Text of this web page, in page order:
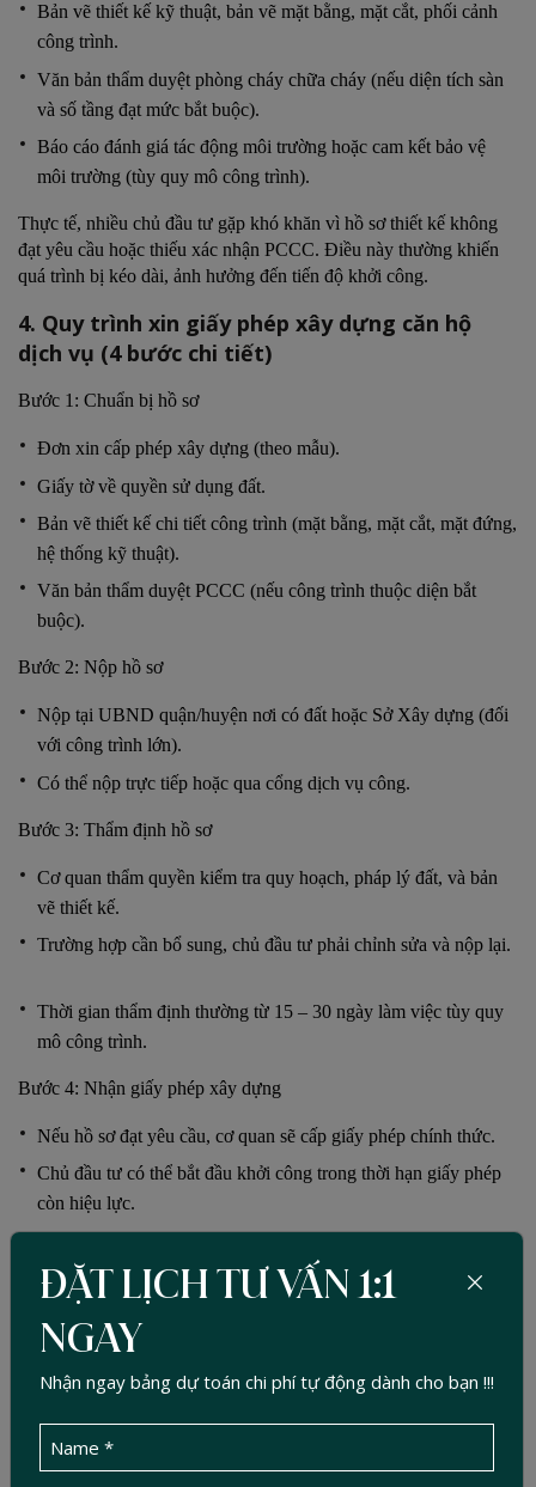
Bản vẽ thiết kế kỹ thuật, bản vẽ mặt bằng, mặt cắt, phối cảnh
công trình.
Văn bản thẩm duyệt phòng cháy chữa cháy (nếu diện tích sàn
và số tầng đạt mức bắt buộc).
Báo cáo đánh giá tác động môi trường hoặc cam kết bảo vệ
môi trường (tùy quy mô công trình).
Thực tế, nhiều chủ đầu tư gặp khó khăn vì hồ sơ thiết kế không
đạt yêu cầu hoặc thiếu xác nhận PCCC. Điều này thường khiến
quá trình bị kéo dài, ảnh hưởng đến tiến độ khởi công.
4. Quy trình xin giấy phép xây dựng căn hộ
dịch vụ (4 bước chi tiết)
Bước 1: Chuẩn bị hồ sơ
Đơn xin cấp phép xây dựng (theo mẫu).
Giấy tờ về quyền sử dụng đất.
Bản vẽ thiết kế chi tiết công trình (mặt bằng, mặt cắt, mặt đứng,
hệ thống kỹ thuật).
Văn bản thẩm duyệt PCCC (nếu công trình thuộc diện bắt
buộc).
Bước 2: Nộp hồ sơ
Nộp tại UBND quận/huyện nơi có đất hoặc Sở Xây dựng (đối
với công trình lớn).
Có thể nộp trực tiếp hoặc qua cổng dịch vụ công.
Bước 3: Thẩm định hồ sơ
Cơ quan thẩm quyền kiểm tra quy hoạch, pháp lý đất, và bản
vẽ thiết kế.
Trường hợp cần bổ sung, chủ đầu tư phải chỉnh sửa và nộp lại.
Thời gian thẩm định thường từ 15 – 30 ngày làm việc tùy quy
mô công trình.
Bước 4: Nhận giấy phép xây dựng
Nếu hồ sơ đạt yêu cầu, cơ quan sẽ cấp giấy phép chính thức.
Chủ đầu tư có thể bắt đầu khởi công trong thời hạn giấy phép
còn hiệu lực.
phép
Hồ sơ phức tạp: Nhiều hạng mục kỹ thuật, đặc biệt là thiết kế
Bổ sung nhiều lần: Sai sót nhỏ trong bản vẽ có thể khiến hồ sơ
bị trả lại.
Thời gian kéo dài: Nếu không quen quy trình, việc thẩm định
ĐẶT LỊCH TƯ VẤN 1:1
NGAY
Nhận ngay bảng dự toán chi phí tự động dành cho bạn !!!